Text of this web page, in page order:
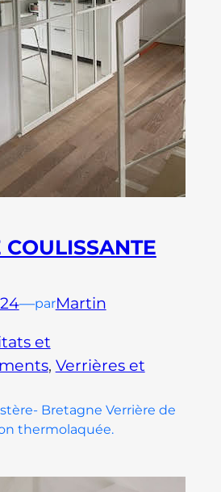
COULISSANTE
—parMartin
et
, Verrières et
Bretagne Verrière de
thermolaquée.